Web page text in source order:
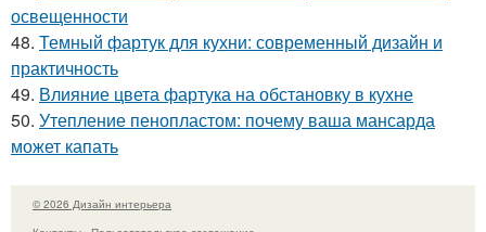
освещенности
48. Темный фартук для кухни: современный дизайн и
практичность
49. Влияние цвета фартука на обстановку в кухне
50. Утепление пенопластом: почему ваша мансарда
может капать
© 2026 Дизайн интерьера